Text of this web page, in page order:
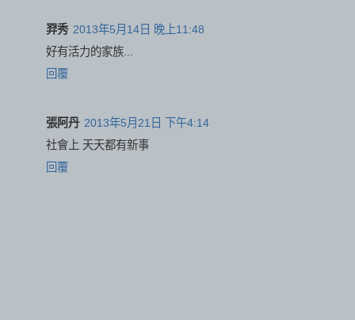
羿秀 2013年5月14日 晚上11:48
好有活力的家族...
回覆
張阿丹 2013年5月21日 下午4:14
社會上 天天都有新事
回覆